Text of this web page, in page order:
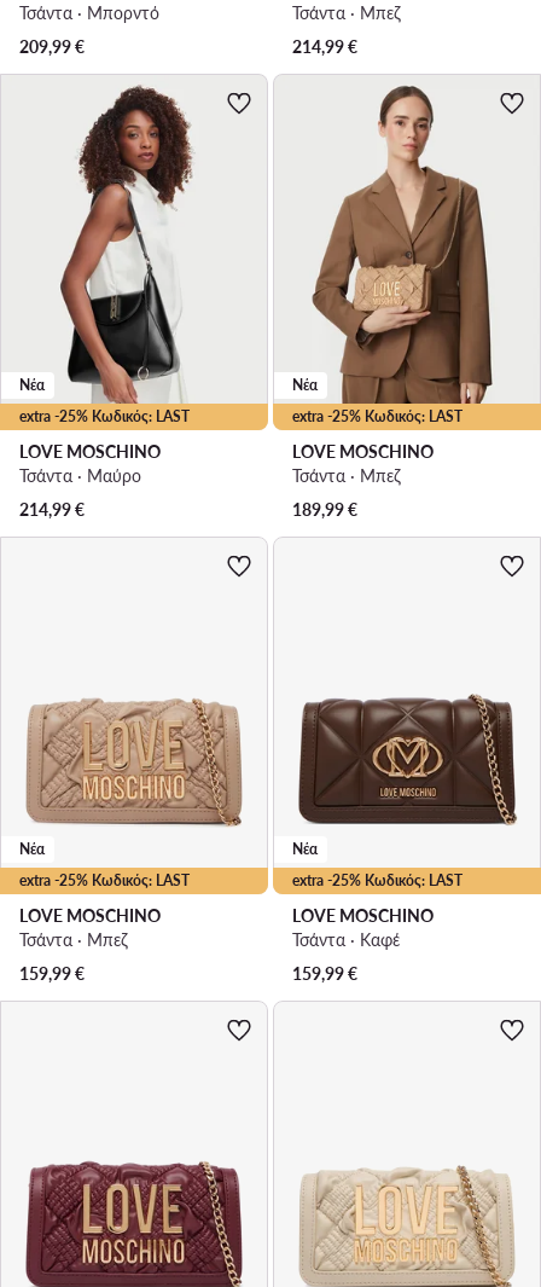
Τσάντα · Μπορντό
209,99€
Τσάντα · Μπεζ
214,99€
extra -25% Κωδικός: LAST
Νέα
LOVE MOSCHINO
Τσάντα · Μαύρο
214,99€
extra -25% Κωδικός: LAST
Νέα
LOVE MOSCHINO
Τσάντα · Μπεζ
189,99€
extra -25% Κωδικός: LAST
Νέα
LOVE MOSCHINO
Τσάντα · Μπεζ
159,99€
extra -25% Κωδικός: LAST
Νέα
LOVE MOSCHINO
Τσάντα · Καφέ
159,99€